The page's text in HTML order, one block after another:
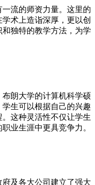
流的师资力量。这里的
术上造诣深厚，更以创
独特的教学方法，为学
朗大学的计算机科学硕
生可以根据自己的兴趣
这种灵活性不仅让学生
业生涯中更具竞争力。
及各大公司建立了强大